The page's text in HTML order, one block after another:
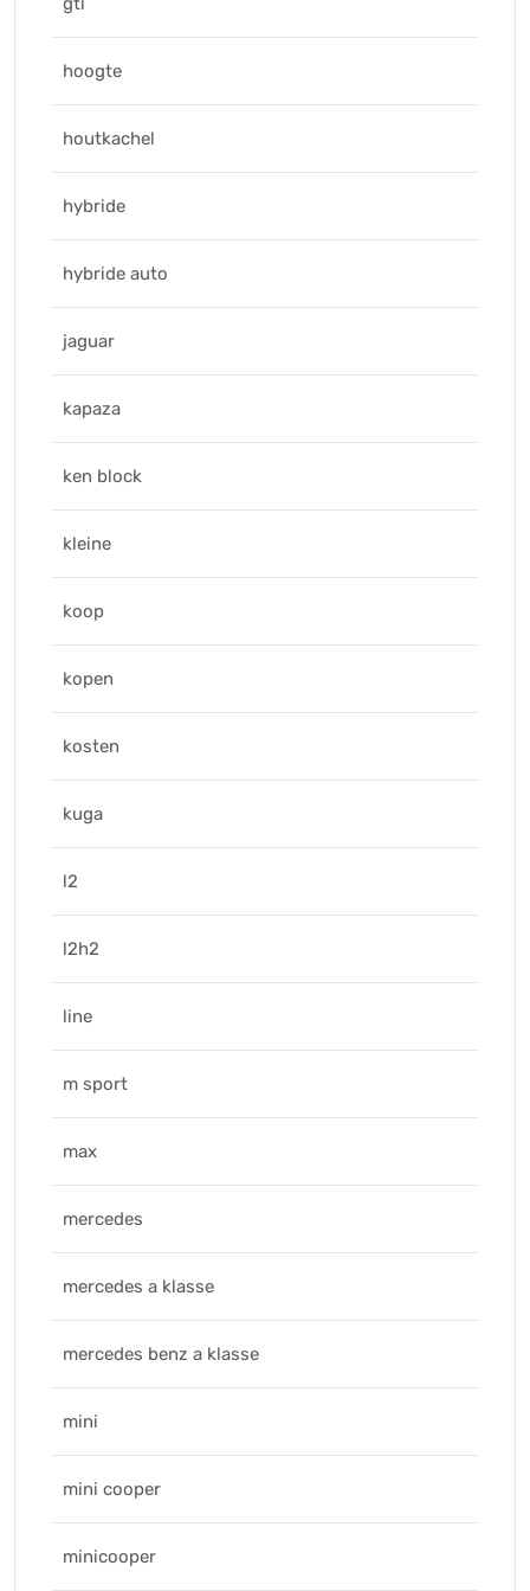
hoogte
houtkachel
hybride
hybride auto
jaguar
kapaza
ken block
kleine
koop
kopen
kosten
kuga
l2
l2h2
line
m sport
max
mercedes
mercedes a klasse
mercedes benz a klasse
mini
mini cooper
minicooper